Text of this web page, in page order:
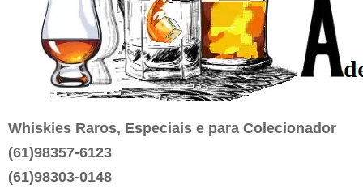
Whiskies Raros, Especiais e para Colecionador
(61)98357-6123
(61)98303-0148